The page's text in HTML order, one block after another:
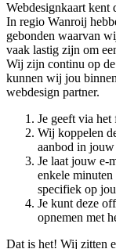
Webdesignkaart kent
In regio Wanroij
gebonden waarvan
vaak lastig zijn om
Wij zijn continu op
kunnen wij jou
webdesign partner.
Je geeft via
Wij koppelen
aanbod in
Je laat jouw e-
enkele
specifiek op
Je kunt deze
opnemen met
Dat is het! Wij zitten